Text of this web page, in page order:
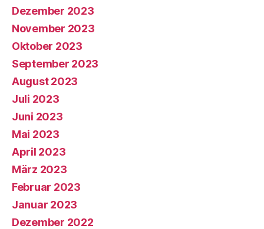
Dezember 2023
November 2023
Oktober 2023
September 2023
August 2023
Juli 2023
Juni 2023
Mai 2023
April 2023
März 2023
Februar 2023
Januar 2023
Dezember 2022